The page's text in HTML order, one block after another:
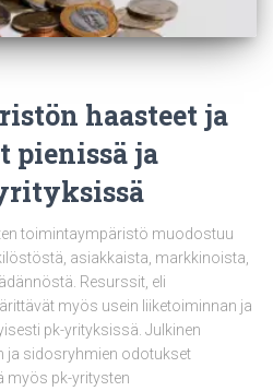
haasteet ja
pienissä ja
toimintaympäristö muodostuu
asiakkaista, markkinoista,
Resurssit, eli
myös usein liiketoiminnan ja
pk-yrityksissä. Julkinen
ja sidosryhmien odotukset
myös pk-yritysten